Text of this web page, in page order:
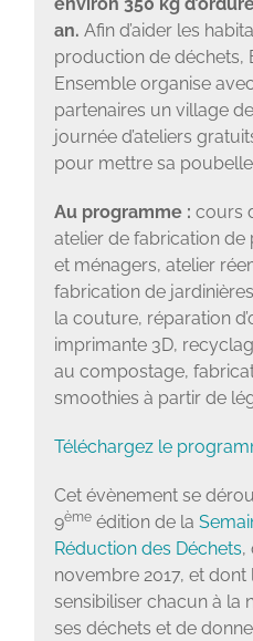
an. Afin d’aider les
production de déchets,
Ensemble organise
partenaires un village
journée d’ateliers
pour mettre sa
Au programme : cours
atelier de fabrication
et ménagers, atelier
fabrication de
la couture, réparation
imprimante 3D,
au compostage,
smoothies à partir de
Téléchargez le
Cet évènement se
9èmeédition de la
Réduction des Déchets,
novembre 2017, et dont
sensibiliser chacun à la
ses déchets et de